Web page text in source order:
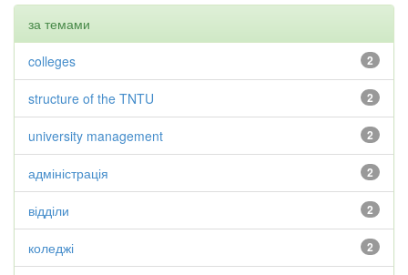
за темами
2
colleges
2
structure of the TNTU
2
university management
2
адміністрація
2
відділи
2
коледжі